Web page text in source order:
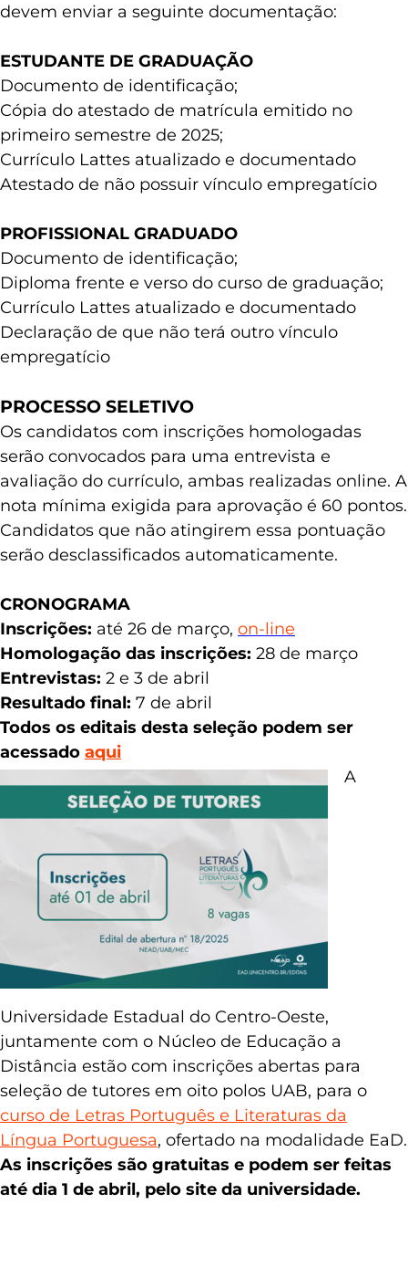
devem enviar a seguinte documentação:
ESTUDANTE DE GRADUAÇÃO
Documento de identificação;
Cópia do atestado de matrícula emitido no
primeiro semestre de 2025;
Currículo Lattes atualizado e documentado
Atestado de não possuir vínculo empregatício
PROFISSIONAL GRADUADO
Documento de identificação;
Diploma frente e verso do curso de graduação;
Currículo Lattes atualizado e documentado
Declaração de que não terá outro vínculo
empregatício
PROCESSO SELETIVO
Os candidatos com inscrições homologadas
serão convocados para uma entrevista e
avaliação do currículo, ambas realizadas online. A
nota mínima exigida para aprovação é 60 pontos.
Candidatos que não atingirem essa pontuação
serão desclassificados automaticamente.
CRONOGRAMA
Inscrições: até 26 de março, on-line
Homologação das inscrições: 28 de março
Entrevistas: 2 e 3 de abril
Resultado final: 7 de abril
Todos os editais desta seleção podem ser
acessado aqui
A
Universidade Estadual do Centro-Oeste,
juntamente com o Núcleo de Educação a
Distância estão com inscrições abertas para
seleção de tutores em oito polos UAB, para o
curso de Letras Português e Literaturas da
Língua Portuguesa, ofertado na modalidade EaD.
As inscrições são gratuitas e podem ser feitas
até dia 1 de abril, pelo site da universidade.